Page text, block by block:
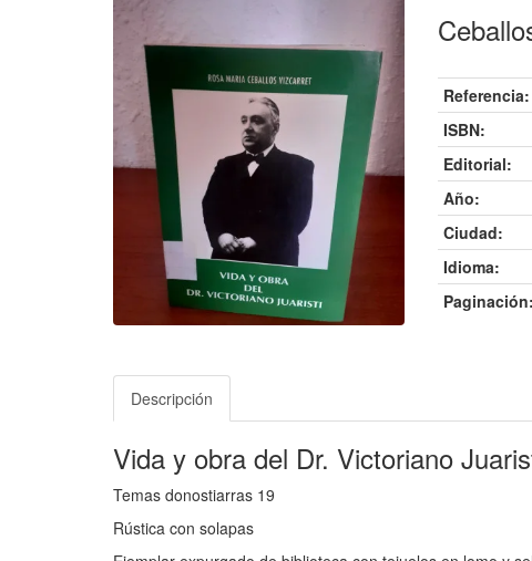
Referencia:
ISBN:
Editorial:
Año:
Ciudad:
Idioma:
Paginación:
Descripción
Vida y obra del Dr. Victoriano
Temas donostiarras 19
Rústica con solapas